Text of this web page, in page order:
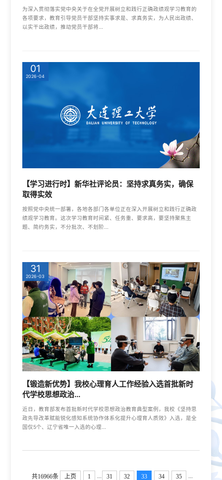
为深入贯彻落实党中央关于在全党开展树立和践行正确政绩观学习教育的
各项要求，教育引导党员干部坚持实事求是、求真务实，为人民出政绩、
以实干出政绩，推动党员干部将...
01
2026-04
【学习进行时】新华社评论员：坚持求真务实，确保
取得实效
按照党中央统一部署，各地各部门各单位正在深入开展树立和践行正确政
绩观学习教育。这次学习教育时间紧、任务重、要求高，要坚持聚焦主
题、简约务实，不分批次、不划阶...
31
2026-03
【锻造新优势】我校心理育人工作经验入选首批新时
代学校思想政治...
近日，教育部发布首批新时代学校思想政治教育典型案例，我校《坚持思
政先导改革赋能锐化感知系统协作体系化提升心理育人质效》入选，是全
国仅5个、辽宁省唯一入选的心理...
共16966条 上页 1 ... 31 32 33 34 35
...